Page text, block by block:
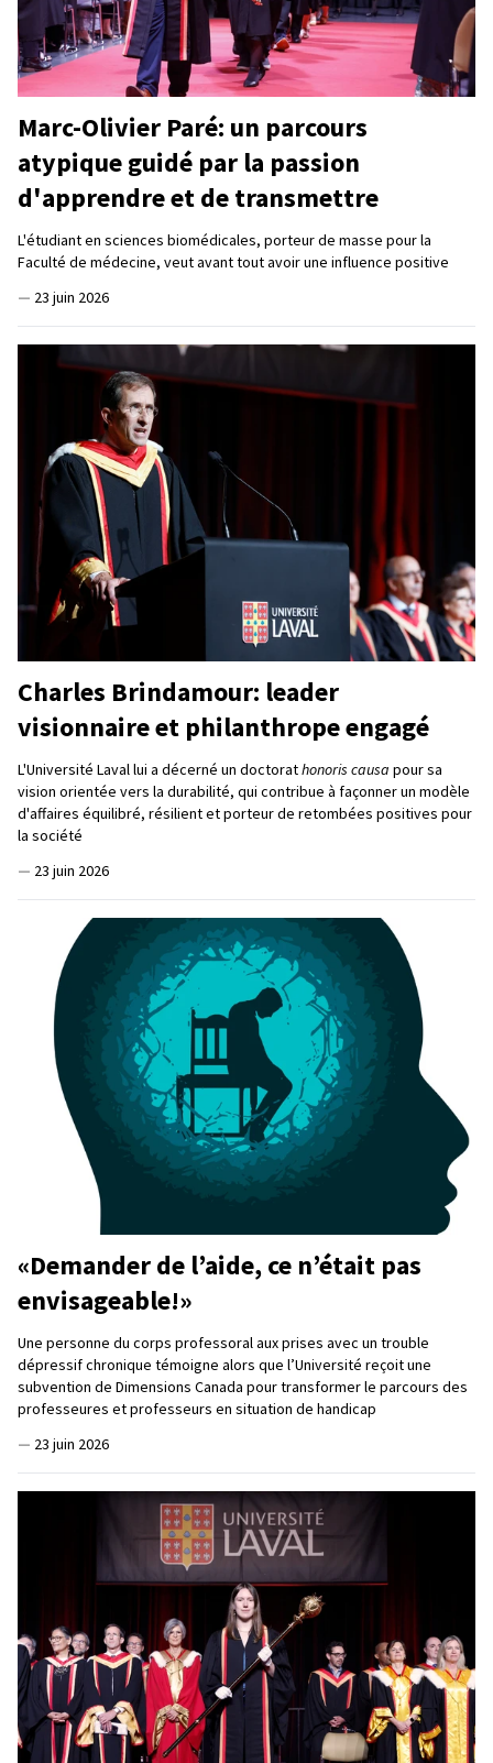
Marc-Olivier Paré: un parcours
atypique guidé par la passion
d'apprendre et de transmettre
L'étudiant en sciences biomédicales, porteur de masse pour la
Faculté de médecine, veut avant tout avoir une influence positive
— 23 juin 2026
Charles Brindamour: leader
visionnaire et philanthrope engagé
L'Université Laval lui a décerné un doctorathonoris causa pour sa
vision orientée vers la durabilité, qui contribue à façonner un modèle
d'affaires équilibré, résilient et porteur de retombées positives pour
la société
— 23 juin 2026
«Demander de l’aide, ce n’était pas
envisageable!»
Une personne du corps professoral aux prises avec un trouble
dépressif chronique témoigne alors que l’Université reçoit une
subvention de Dimensions Canada pour transformer le parcours des
professeures et professeurs en situation de handicap
— 23 juin 2026